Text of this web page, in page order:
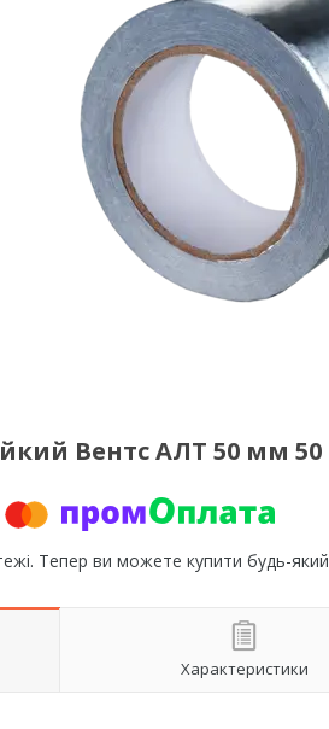
Вентс АЛТ 50 мм
Тепер ви можете купити будь-
Характеристики